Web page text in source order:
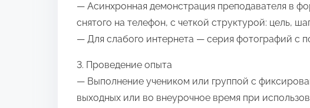
— Асинхронная демонстрация преподавателя в
снятого на телефон, с четкой структурой: цель,
— Для слабого интернета — серия фотографий с
3. Проведение опыта
— Выполнение учеником или группой с
выходных или во внеурочное время при